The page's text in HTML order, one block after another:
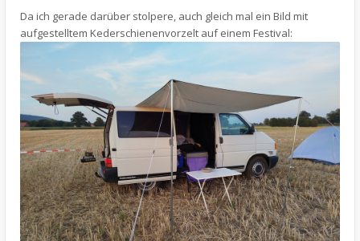
Da ich gerade darüber stolpere, auch gleich mal ein Bild mit
aufgestelltem Kederschienenvorzelt auf einem Festival: